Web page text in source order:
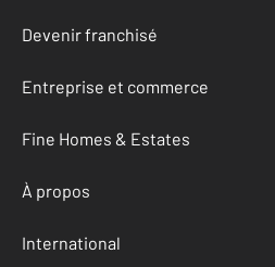
Devenir franchisé
Entreprise et commerce
Fine Homes & Estates
À propos
International